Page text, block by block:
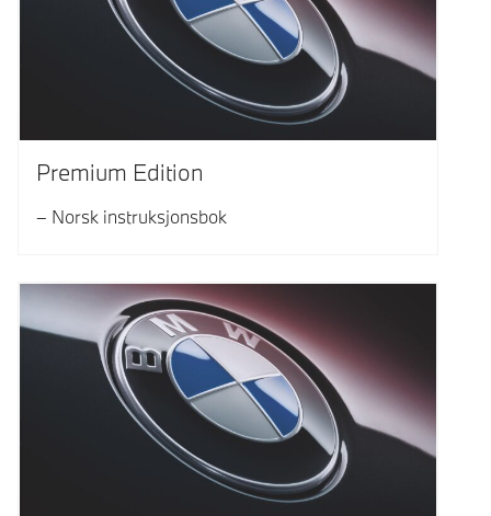
Premium Edition
Norsk instruksjonsbok